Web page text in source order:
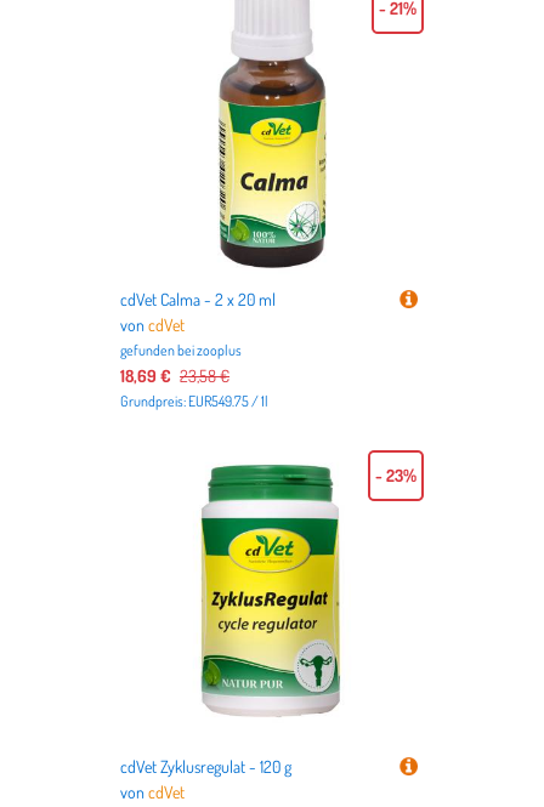
cdVet Calma - 2 x 20 ml
voncdVet
gefunden beizooplus
18,69 € 23,58 €
Grundpreis: EUR549.75 / 1l
- 21%
cdVet Zyklusregulat - 120 g
voncdVet
- 23%